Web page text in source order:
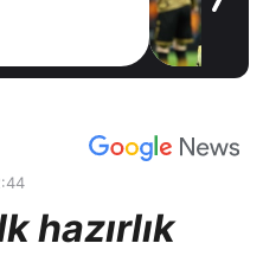
hazırlık